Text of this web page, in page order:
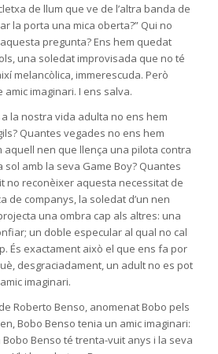
de llum que ve de l’altra banda de
la porta una mica oberta?” Qui no
pregunta? Ens hem quedat
una soledat improvisada que no té
melancòlica, immerescuda. Però
imaginari. I ens salva.
la nostra vida adulta no ens hem
Quantes vegades no ens hem
aquell nen que llença una pilota contra
sol amb la seva Game Boy? Quantes
no reconèixer aquesta necessitat de
de companys, la soledat d’un nen
una ombra cap als altres: una
un doble especular al qual no cal
És exactament això el que ens fa por
desgraciadament, un adult no es pot
imaginari.
Roberto Benso, anomenat Bobo pels
Bobo Benso tenia un amic imaginari:
Bobo Benso té trenta-vuit anys i la seva